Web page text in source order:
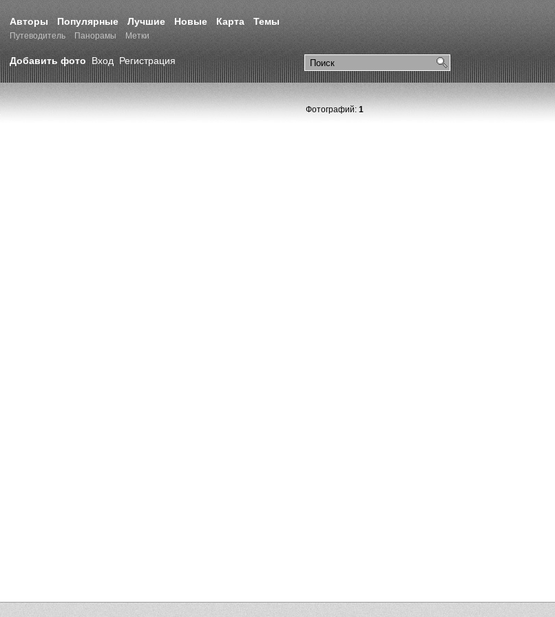
Авторы Популярные Лучшие Новые Карта Темы
Путеводитель Панорамы Метки
Добавить фото Вход Регистрация
Фотографий: 1